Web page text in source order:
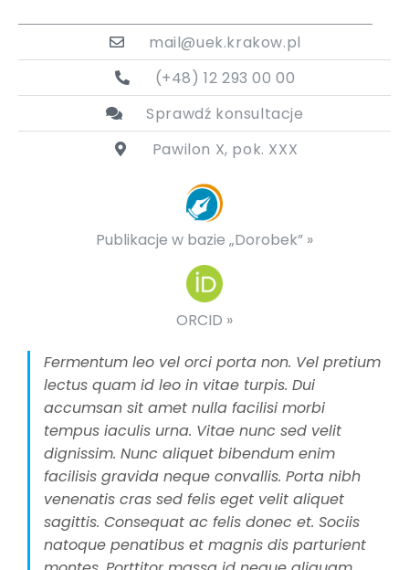
mail@uek.krakow.pl
(+48) 12 293 00 00
Sprawdź konsultacje
Pawilon X, pok. XXX
Publikacje w bazie „Dorobek” »
ORCID »
Fermentum leo vel orci porta non. Vel pretium
lectus quam id leo in vitae turpis. Dui
accumsan sit amet nulla facilisi morbi
tempus iaculis urna. Vitae nunc sed velit
dignissim. Nunc aliquet bibendum enim
facilisis gravida neque convallis. Porta nibh
venenatis cras sed felis eget velit aliquet
sagittis. Consequat ac felis donec et. Sociis
natoque penatibus et magnis dis parturient